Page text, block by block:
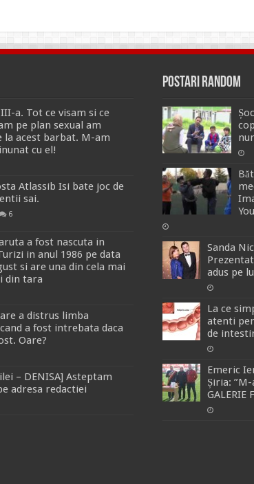
a. Tot ce visam si ce
pe plan sexual am
la acest barbat. M-am
cu el!
Atlassib Isi bate joc de
sai.
6
a fost nascuta in
in anul 1986 pe data
si are una din cela mai
din tara
a distrus limba
a fost intrebata daca
Oare?
– DENISA] Asteptam
adresa redactiei
Postari Random
Sanda
adus pe
La ce
atenti
de
Emeric
Șiria:
GALERIE